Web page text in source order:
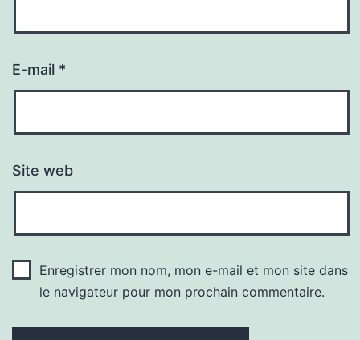
E-mail *
Site web
Enregistrer mon nom, mon e-mail et mon site dans
le navigateur pour mon prochain commentaire.